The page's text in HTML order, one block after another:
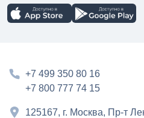
+7 499 350 80 16
+7 800 777 74 15
125167, г. Москва, Пр-т